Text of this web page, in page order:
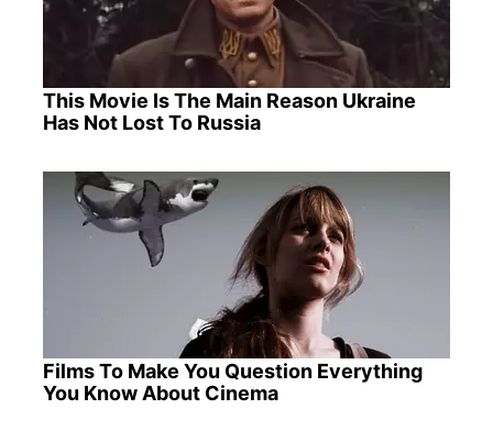
This Movie Is The Main Reason Ukraine
Has Not Lost To Russia
Films To Make You Question Everything
You Know About Cinema